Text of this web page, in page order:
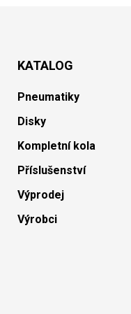
KATALOG
Pneumatiky
Disky
Kompletní kola
Příslušenství
Výprodej
Výrobci